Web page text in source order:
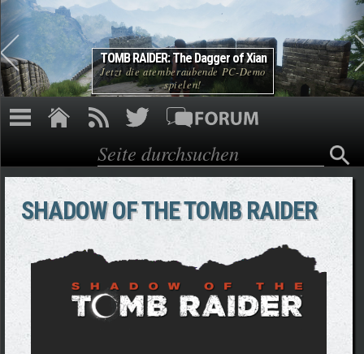
Direkt zum Inhalt
TOMB RAIDER: The Dagger of Xian
Jetzt die atemberaubende PC-Demo
spielen!
Suchformular
Suche
SHADOW OF THE TOMB RAIDER